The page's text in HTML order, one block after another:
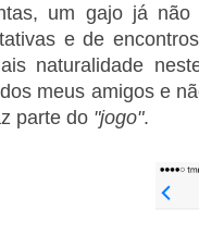
um gajo já
e de
naturalidade
meus amigos e
parte do "jogo".